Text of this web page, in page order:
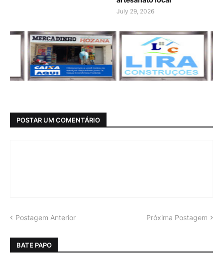
July 29, 2026
POSTAR UM COMENTÁRIO
Postagem Anterior Próxima Postagem
BATE PAPO